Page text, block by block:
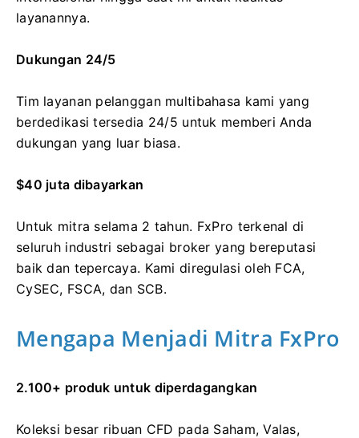
layanannya.
Dukungan 24/5
Tim layanan pelanggan multibahasa kami yang
berdedikasi tersedia 24/5 untuk memberi Anda
dukungan yang luar biasa.
$40 juta dibayarkan
Untuk mitra selama 2 tahun. FxPro terkenal di
seluruh industri sebagai broker yang bereputasi
baik dan tepercaya. Kami diregulasi oleh FCA,
CySEC, FSCA, dan SCB.
Mengapa Menjadi Mitra FxPro
2.100+ produk untuk diperdagangkan
Koleksi besar ribuan CFD pada Saham, Valas,